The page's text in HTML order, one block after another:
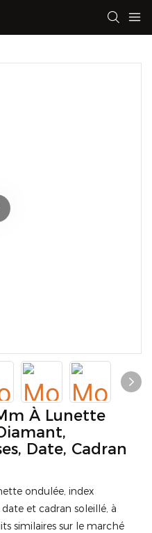
À Lunette
Date, Cadran
ondulée, index
et cadran soleillé, à
similaires sur le marché